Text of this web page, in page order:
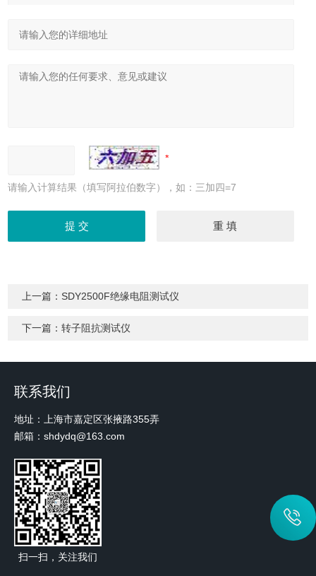
请输入计算结果（填写阿拉伯数字），如：三加四=7
上一篇： SDY2500F绝缘电阻测试仪
下一篇：转子阻抗测试仪
联系我们
地址：上海市嘉定区张掖路355弄
邮箱：shdydq@163.com
扫一扫，关注我们